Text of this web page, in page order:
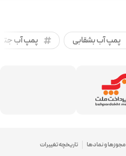
پمپ آب بشقابی پمپ آب
مجوزها و نمادها تاریخچه تغییرات